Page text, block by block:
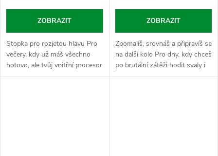
ZOBRAZIT
Stopka pro rozjetou hlavu Pro
večery, kdy už máš všechno
hotovo, ale tvůj vnitřní procesor
se odmítá vypnout. L-Tryptofan
ZOBRAZIT
Zpomalíš, srovnáš a připravíš se
na další kolo Pro dny, kdy chceš
po brutální zátěži hodit svaly i
hlavu do klidu a mít večer čistý